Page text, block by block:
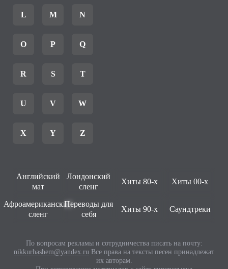
L M N
O P Q
R S T
U V W
X Y Z
Английский
мат
Лондонский
сленг
Хиты 80-х Хиты 00-х
Афроамериканский
сленг
Переводы для
себя
Хиты 90-х Саундтреки
По вопросам рекламы и сотрудничества писать на почту:
nikkurhashem@yandex.ru Все права на тексты песен принадлежат
их авторам.